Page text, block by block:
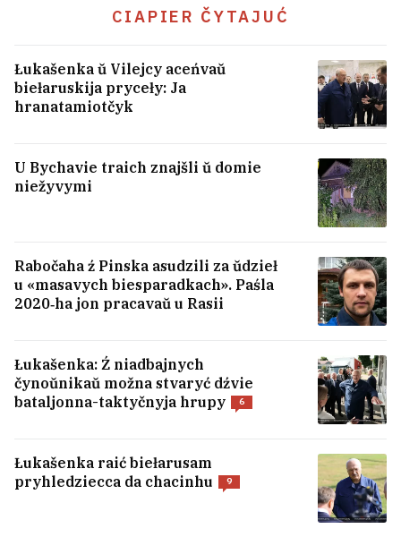
CIAPIER ČYTAJUĆ
Łukašenka ŭ Vilejcy aceńvaŭ
biełaruskija pryceły: Ja
hranatamiotčyk
U Bychavie traich znajšli ŭ domie
niežyvymi
Rabočaha ź Pinska asudzili za ŭdzieł
u «masavych biesparadkach». Paśla
2020‑ha jon pracavaŭ u Rasii
Łukašenka: Ź niadbajnych
čynoŭnikaŭ možna stvaryć dźvie
bataljonna-taktyčnyja hrupy
6
Łukašenka raić biełarusam
pryhledziecca da chacinhu
9
USIE NAVINY →